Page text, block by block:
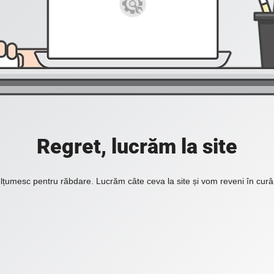
Regret, lucrăm la site
pentru răbdare. Lucrăm câte ceva la site și vom reveni în